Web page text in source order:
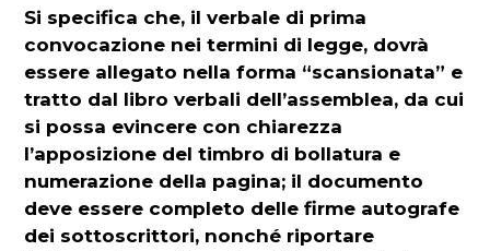
Si specifica che, il verbale di prima
convocazione nei termini di legge, dovrà
essere allegato nella forma “scansionata” e
tratto dal libro verbali dell’assemblea, da cui
si possa evincere con chiarezza
l’apposizione del timbro di bollatura e
numerazione della pagina; il documento
deve essere completo delle firme autografe
dei sottoscrittori, nonché riportare